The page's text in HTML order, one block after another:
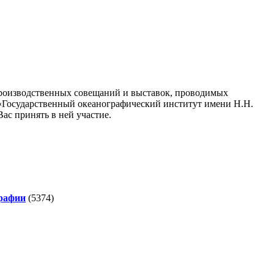
совещаний и выставок, проводимых
океанографический институт имени Н.Н.
принять в ней участие.
(5374)